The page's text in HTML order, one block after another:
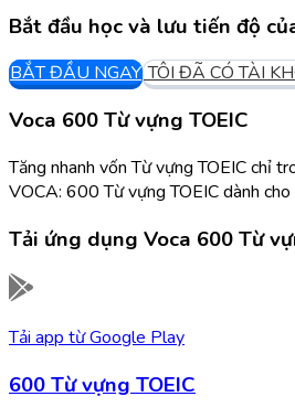
Bắt đầu học và lưu tiến độ
BẮT ĐẦU NGAY TÔI ĐÃ CÓ TÀI
Voca 600 Từ vựng TOEIC
Tăng nhanh vốn Từ vựng TOEIC chỉ
VOCA: 600 Từ vựng TOEIC dành
Tải ứng dụng Voca 600 Từ
Tải app từGoogle Play
600 Từ vựng TOEIC